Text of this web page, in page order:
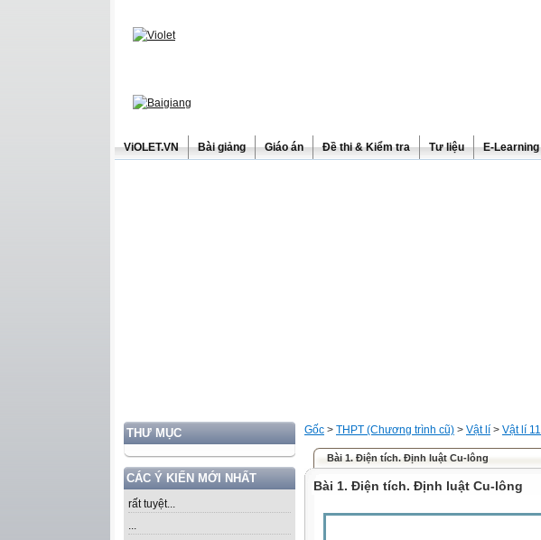
ViOLET.VN Bài giảng Giáo án Đề thi & Kiểm tra Tư liệu E-Learning
THƯ MỤC
CÁC Ý KIẾN MỚI NHẤT
rất tuyệt...
...
Gốc > THPT (Chương trình cũ) > Vật lí > Vật lí 11
Bài 1. Điện tích. Định luật Cu-lông
Bài 1. Điện tích. Định luật Cu-lông